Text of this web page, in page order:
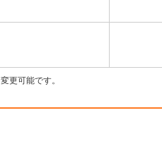
更可能です。